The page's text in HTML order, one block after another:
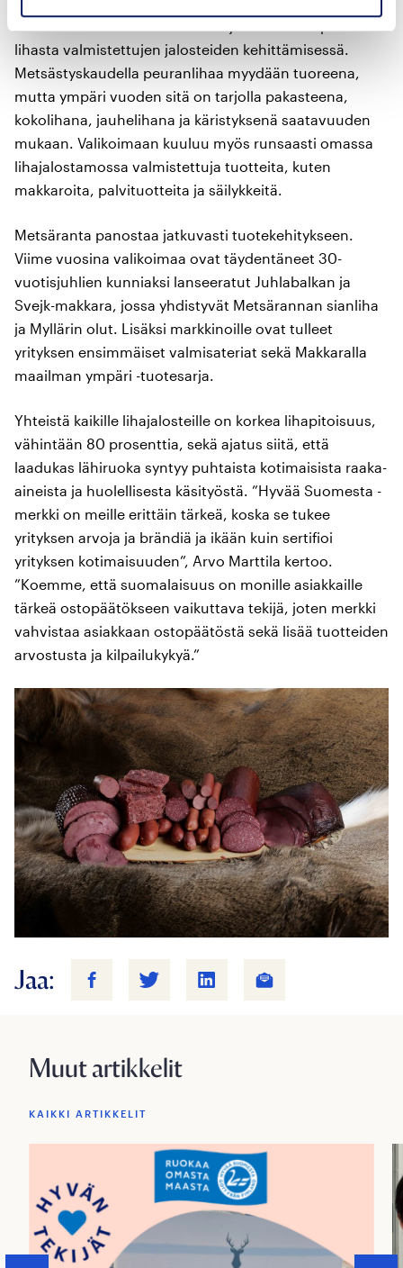
lihasta valmistettujen jalosteiden kehittämisessä.
Metsästyskaudella peuranlihaa myydään tuoreena,
mutta ympäri vuoden sitä on tarjolla pakasteena,
kokolihana, jauhelihana ja käristyksenä saatavuuden
mukaan. Valikoimaan kuuluu myös runsaasti omassa
lihajalostamossa valmistettuja tuotteita, kuten
makkaroita, palvituotteita ja säilykkeitä.
Metsäranta panostaa jatkuvasti tuotekehitykseen.
Viime vuosina valikoimaa ovat täydentäneet 30-
vuotisjuhlien kunniaksi lanseeratut Juhlabalkan ja
Svejk-makkara, jossa yhdistyvät Metsärannan sianliha
ja Myllärin olut. Lisäksi markkinoille ovat tulleet
yrityksen ensimmäiset valmisateriat sekä Makkaralla
maailman ympäri -tuotesarja.
Yhteistä kaikille lihajalosteille on korkea lihapitoisuus,
vähintään 80 prosenttia, sekä ajatus siitä, että
laadukas lähiruoka syntyy puhtaista kotimaisista raaka-
aineista ja huolellisesta käsityöstä. ”Hyvää Suomesta -
merkki on meille erittäin tärkeä, koska se tukee
yrityksen arvoja ja brändiä ja ikään kuin sertifioi
yrityksen kotimaisuuden”, Arvo Marttila kertoo.
”Koemme, että suomalaisuus on monille asiakkaille
tärkeä ostopäätökseen vaikuttava tekijä, joten merkki
vahvistaa asiakkaan ostopäätöstä sekä lisää tuotteiden
arvostusta ja kilpailukykyä.”
Jaa:
Muut artikkelit
KAIKKI ARTIKKELIT